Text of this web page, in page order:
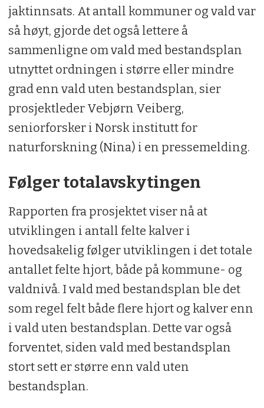
jaktinnsats. At antall kommuner og vald var
så høyt, gjorde det også lettere å
sammenligne om vald med bestandsplan
utnyttet ordningen i større eller mindre
grad enn vald uten bestandsplan, sier
prosjektleder Vebjørn Veiberg,
seniorforsker i Norsk institutt for
naturforskning (Nina) i en pressemelding.
Følger totalavskytingen
Rapporten fra prosjektet viser nå at
utviklingen i antall felte kalver i
hovedsakelig følger utviklingen i det totale
antallet felte hjort, både på kommune- og
valdnivå. I vald med bestandsplan ble det
som regel felt både flere hjort og kalver enn
i vald uten bestandsplan. Dette var også
forventet, siden vald med bestandsplan
stort sett er større enn vald uten
bestandsplan.